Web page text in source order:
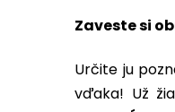
Zaveste si
Určite ju
vďaka! Už